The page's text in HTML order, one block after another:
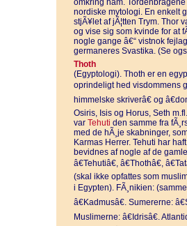
omkring ham.
nordiske mytologi. En enkelt
stjÃ¥let af jÃ¦tten Trym. Thor
og vise sig som kvinde for at
nogle gange â€“ vistnok
germaneres Svastika. (Se
Thoth
(Egyptologi). Thoth er en
oprindeligt hed visdommens
himmelske skriverâ€ og
Osiris, Isis og Horus, Seth
var Tehuti den samme fra
med de hÃ¸je skabninger,
Karmas Herrer. Tehuti har
bevidnes af nogle af de
â€Tehutiâ€, â€Thothâ€,
(skal ikke opfattes som
i Egypten). FÃ¸nikien:
â€Kadmusâ€. Sumererne:
Muslimerne: â€Idrisâ€.